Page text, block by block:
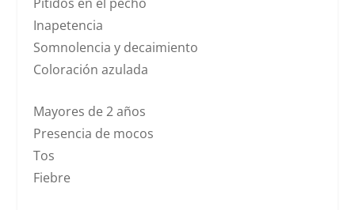
Inapetencia
Somnolencia y decaimiento
Coloración azulada
Mayores de 2 años
Presencia de mocos
Tos
Fiebre